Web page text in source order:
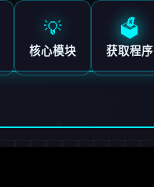
💡
核心模块
🗳️
获取程序